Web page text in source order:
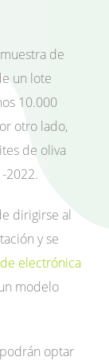
de
un lote
10.000
otro lado,
de oliva
2022.
dirigirse al
y se
electrónica
modelo
optar